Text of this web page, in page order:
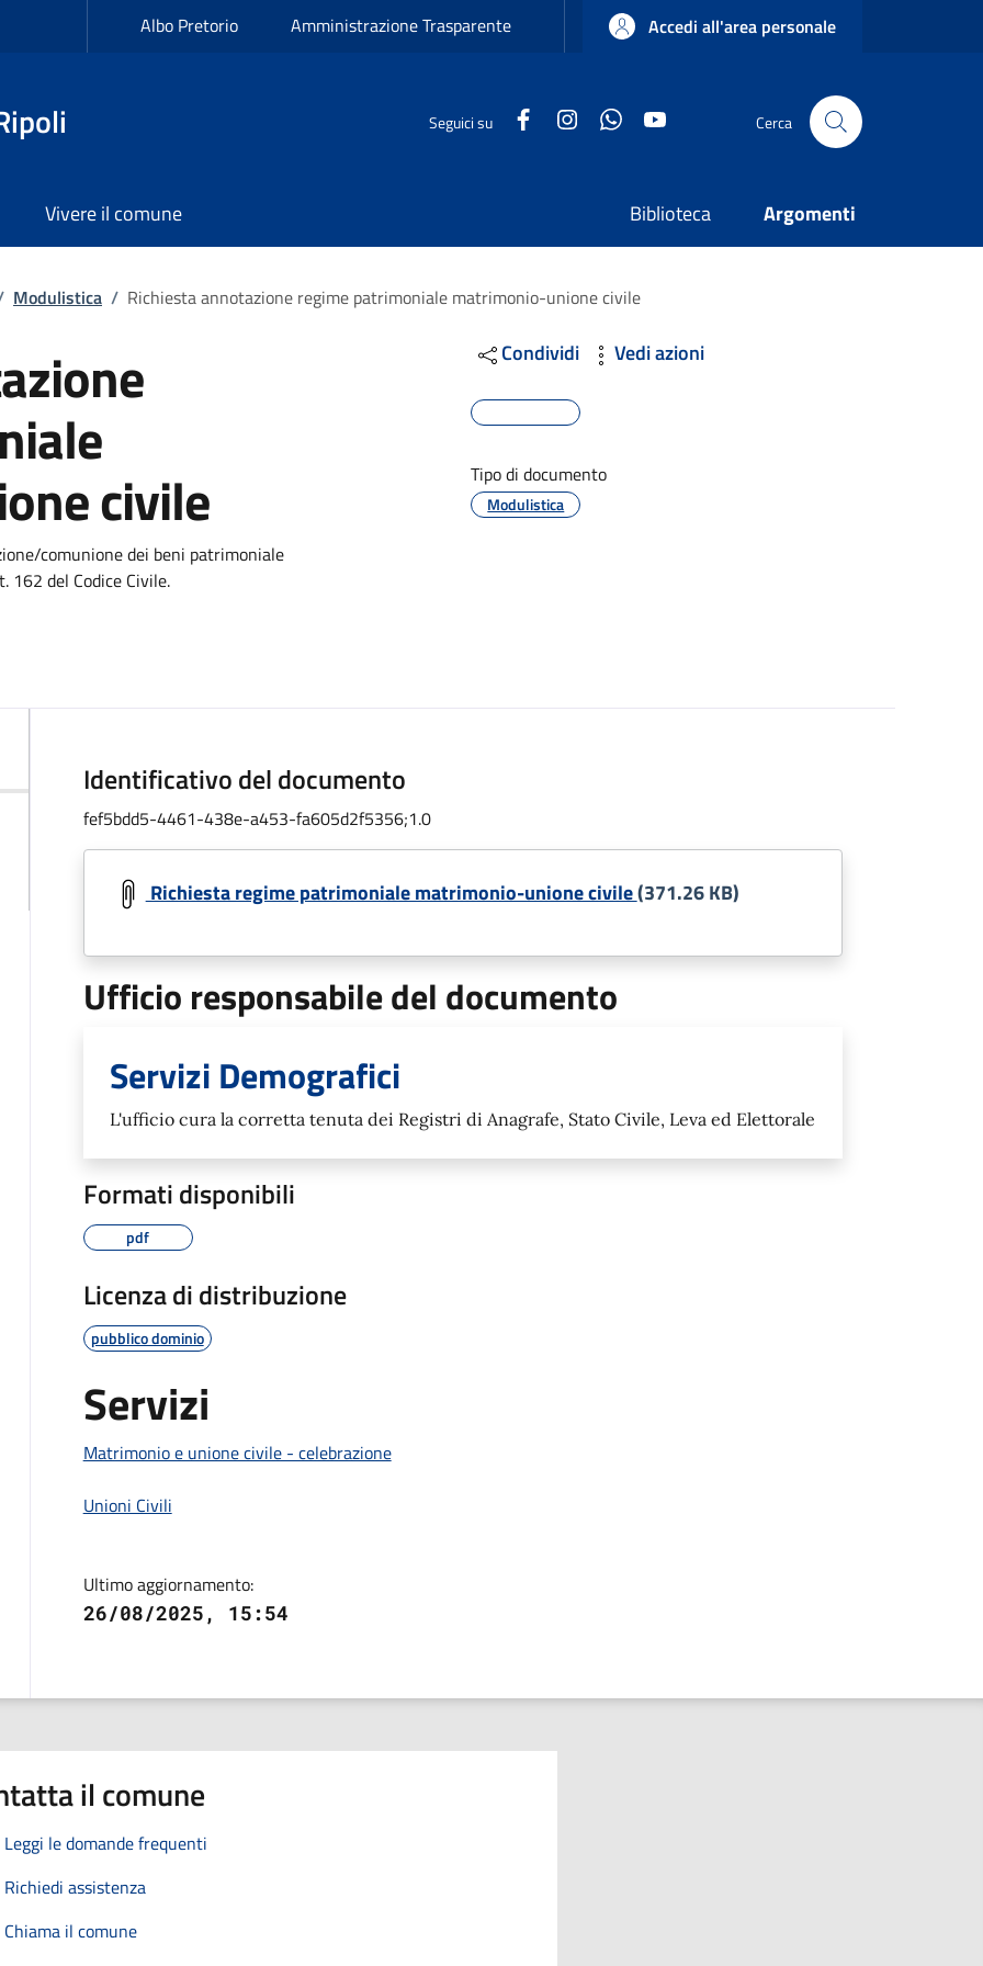
Albo Pretorio Amministrazione Trasparente Accedi all'area personale
Seguici su FacebookInstagramWhatsApp Cerca
Vivere il comune Biblioteca Argomenti
Modulistica / Richiesta annotazione regime patrimoniale matrimonio-unione civile
civile
comunione dei beni patrimoniale
162 del Codice Civile.
Condividi Vedi azioni
Tipo di documento
Modulistica
Identificativo del documento
fef5bdd5-4461-438e-a453-fa605d2f5356;1.0
Richiesta regime patrimoniale matrimonio-unione civile(371.26 KB)
Ufficio responsabile del documento
Servizi Demografici
L'ufficio cura la corretta tenuta dei Registri di Anagrafe, Stato Civile, Leva ed Elettorale
Formati disponibili
pdf
Licenza di distribuzione
pubblico dominio
Servizi
Matrimonio e unione civile - celebrazione
Unioni Civili
Ultimo aggiornamento:
26/08/2025, 15:54
il comune
Leggi le domande frequenti
Richiedi assistenza
Chiama il comune